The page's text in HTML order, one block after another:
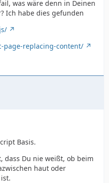
was wäre denn in Deinen
Ich habe dies gefunden
page-replacing-content/
Basis.
dass Du nie weißt, ob beim
haut oder